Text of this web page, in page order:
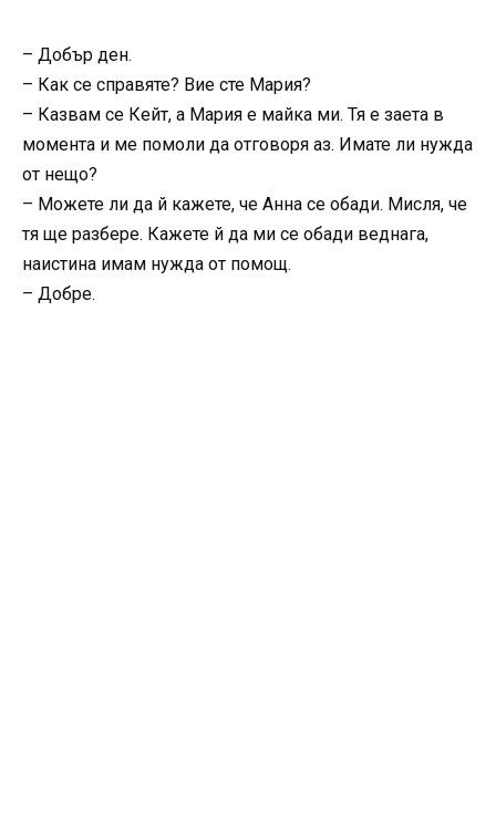
– Добър ден.
– Как се справяте? Вие сте Мария?
– Казвам се Кейт, а Мария е майка ми. Тя е заета в
момента и ме помоли да отговоря аз. Имате ли нужда
от нещо?
– Можете ли да й кажете, че Анна се обади. Мисля, че
тя ще разбере. Кажете й да ми се обади веднага,
наистина имам нужда от помощ.
– Добре.